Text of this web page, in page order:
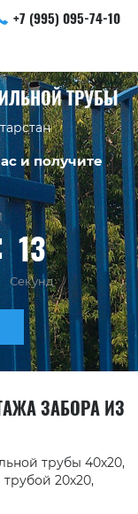
+7 (995) 095-74-10
ТРУБЫ
и получите
12
Секунд
ЗАБОРА ИЗ
трубы 40х20,
20х20,